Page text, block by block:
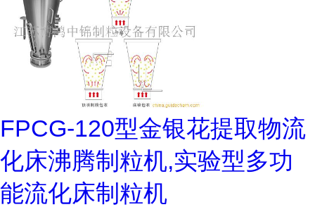
FPCG-120型金银花提取物流
化床沸腾制粒机,实验型多功
能流化床制粒机